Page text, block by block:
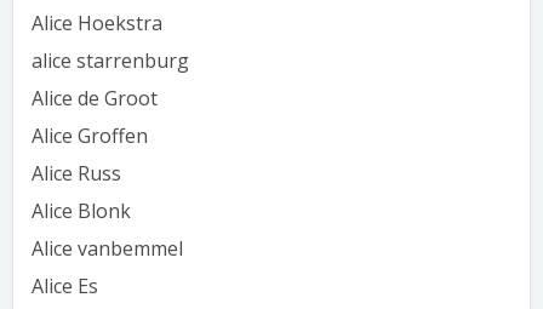
Alice Hoekstra
alice starrenburg
Alice de Groot
Alice Groffen
Alice Russ
Alice Blonk
Alice vanbemmel
Alice Es